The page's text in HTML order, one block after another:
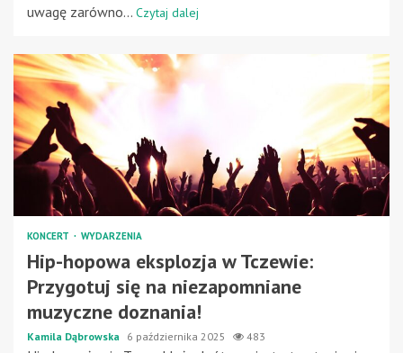
uwagę zarówno... Czytaj dalej
KONCERT WYDARZENIA
Hip-hopowa eksplozja w Tczewie:
Przygotuj się na niezapomniane
muzyczne doznania!
Kamila Dąbrowska 6 października 2025 483